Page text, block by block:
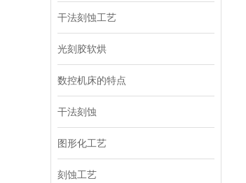
干法刻蚀工艺
光刻胶软烘
数控机床的特点
干法刻蚀
图形化工艺
刻蚀工艺